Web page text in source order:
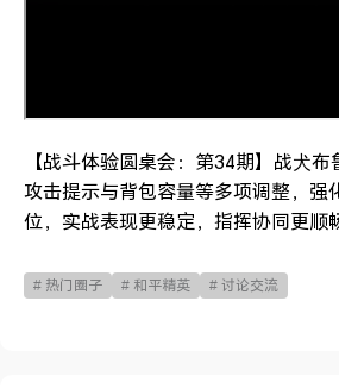
【战斗体验圆桌会：第34期】战犬布
攻击提示与背包容量等多项调整，强
位，实战表现更稳定，指挥协同更顺
# 热门圈子 # 和平精英 # 讨论交流